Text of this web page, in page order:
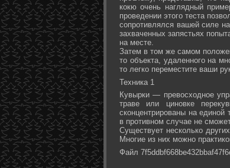
кокю очень наглядный
проведении этого теста
сопротивлялся вашей силе
захваченных запястьях
на месте.
Затем в том же самом
то объекта, удаленного на
то легко переместите ваши
Техника 1
Кувырки — превосходное
траве или циновке
сконцентрированы на единой
в противном случае не
Существует несколько
Многие из них можно
Файл